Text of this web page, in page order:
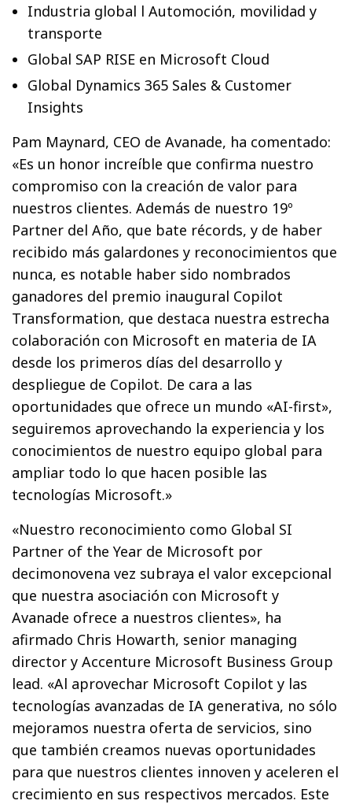
Industria global l Automoción, movilidad y
transporte
Global SAP RISE en Microsoft Cloud
Global Dynamics 365 Sales & Customer
Insights
Pam Maynard, CEO de Avanade, ha comentado:
«Es un honor increíble que confirma nuestro
compromiso con la creación de valor para
nuestros clientes. Además de nuestro 19º
Partner del Año, que bate récords, y de haber
recibido más galardones y reconocimientos que
nunca, es notable haber sido nombrados
ganadores del premio inaugural Copilot
Transformation, que destaca nuestra estrecha
colaboración con Microsoft en materia de IA
desde los primeros días del desarrollo y
despliegue de Copilot. De cara a las
oportunidades que ofrece un mundo «AI-first»,
seguiremos aprovechando la experiencia y los
conocimientos de nuestro equipo global para
ampliar todo lo que hacen posible las
tecnologías Microsoft.»
«Nuestro reconocimiento como Global SI
Partner of the Year de Microsoft por
decimonovena vez subraya el valor excepcional
que nuestra asociación con Microsoft y
Avanade ofrece a nuestros clientes», ha
afirmado Chris Howarth, senior managing
director y Accenture Microsoft Business Group
lead. «Al aprovechar Microsoft Copilot y las
tecnologías avanzadas de IA generativa, no sólo
mejoramos nuestra oferta de servicios, sino
que también creamos nuevas oportunidades
para que nuestros clientes innoven y aceleren el
crecimiento en sus respectivos mercados. Este